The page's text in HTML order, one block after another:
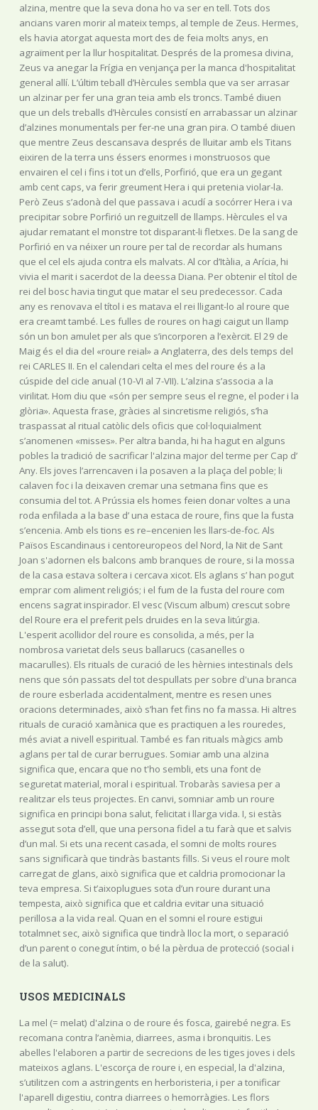
alzina, mentre que la seva dona ho va ser en tell. Tots dos
ancians varen morir al mateix temps, al temple de Zeus. Hermes,
els havia atorgat aquesta mort des de feia molts anys, en
agraïment per la llur hospitalitat. Després de la promesa divina,
Zeus va anegar la Frígia en venjança per la manca d'hospitalitat
general allí. L’últim teball d’Hèrcules sembla que va ser arrasar
un alzinar per fer una gran teia amb els troncs. També diuen
que un dels treballs d’Hèrcules consistí en arrabassar un alzinar
d’alzines monumentals per fer-ne una gran pira. O també diuen
que mentre Zeus descansava després de lluitar amb els Titans
eixiren de la terra uns éssers enormes i monstruosos que
envairen el cel i fins i tot un d’ells, Porfirió, que era un gegant
amb cent caps, va ferir greument Hera i qui pretenia violar-la.
Però Zeus s’adonà del que passava i acudí a socórrer Hera i va
precipitar sobre Porfirió un reguitzell de llamps. Hèrcules el va
ajudar rematant el monstre tot disparant-li fletxes. De la sang de
Porfirió en va néixer un roure per tal de recordar als humans
que el cel els ajuda contra els malvats. Al cor d’Itàlia, a Arícia, hi
vivia el marit i sacerdot de la deessa Diana. Per obtenir el títol de
rei del bosc havia tingut que matar el seu predecessor. Cada
any es renovava el títol i es matava el rei lligant-lo al roure que
era creamt també. Les fulles de roures on hagi caigut un llamp
són un bon amulet per als que s’incorporen a l’exèrcit. El 29 de
Maig és el dia del «roure reial» a Anglaterra, des dels temps del
rei CARLES II. En el calendari celta el mes del roure és a la
cúspide del cicle anual (10-VI al 7-VII). L’alzina s’associa a la
virilitat. Hom diu que «són per sempre seus el regne, el poder i la
glòria». Aquesta frase, gràcies al sincretisme religiós, s’ha
traspassat al ritual catòlic dels oficis que col·loquialment
s’anomenen «misses». Per altra banda, hi ha hagut en alguns
pobles la tradició de sacrificar l'alzina major del terme per Cap d’
Any. Els joves l’arrencaven i la posaven a la plaça del poble; li
calaven foc i la deixaven cremar una setmana fins que es
consumia del tot. A Prússia els homes feien donar voltes a una
roda enfilada a la base d’ una estaca de roure, fins que la fusta
s’encenia. Amb els tions es re–encenien les llars-de-foc. Als
Països Escandinaus i centoreuropeos del Nord, la Nit de Sant
Joan s'adornen els balcons amb branques de roure, si la mossa
de la casa estava soltera i cercava xicot. Els aglans s’ han pogut
emprar com aliment religiós; i el fum de la fusta del roure com
encens sagrat inspirador. El vesc (Viscum album) crescut sobre
del Roure era el preferit pels druides en la seva litúrgia.
L'esperit acollidor del roure es consolida, a més, per la
nombrosa varietat dels seus ballarucs (casanelles o
macarulles). Els rituals de curació de les hèrnies intestinals dels
nens que són passats del tot despullats per sobre d'una branca
de roure esberlada accidentalment, mentre es resen unes
oracions determinades, això s’han fet fins no fa massa. Hi altres
rituals de curació xamànica que es practiquen a les rouredes,
més aviat a nivell espiritual. També es fan rituals màgics amb
aglans per tal de curar berrugues. Somiar amb una alzina
significa que, encara que no t'ho sembli, ets una font de
seguretat material, moral i espiritual. Trobaràs saviesa per a
realitzar els teus projectes. En canvi, somniar amb un roure
significa en principi bona salut, felicitat i llarga vida. I, si estàs
assegut sota d’ell, que una persona fidel a tu farà que et salvis
d’un mal. Si ets una recent casada, el somni de molts roures
sans significarà que tindràs bastants fills. Si veus el roure molt
carregat de glans, això significa que et caldria promocionar la
teva empresa. Si t’aixoplugues sota d’un roure durant una
tempesta, això significa que et caldria evitar una situació
perillosa a la vida real. Quan en el somni el roure estigui
totalmnet sec, això significa que tindrà lloc la mort, o separació
d’un parent o conegut íntim, o bé la pèrdua de protecció (social i
de la salut).
USOS MEDICINALS
La mel (= melat) d'alzina o de roure és fosca, gairebé negra. Es
recomana contra l’anèmia, diarrees, asma i bronquitis. Les
abelles l'elaboren a partir de secrecions de les tiges joves i dels
mateixos aglans. L'escorça de roure i, en especial, la d'alzina,
s’utilitzen com a astringents en herboristeria, i per a tonificar
l'aparell digestiu, contra diarrees o hemorràgies. Les flors